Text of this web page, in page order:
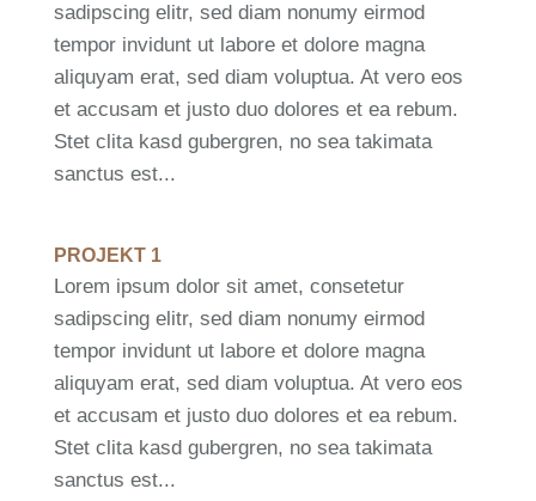
sadipscing elitr, sed diam nonumy eirmod
tempor invidunt ut labore et dolore magna
aliquyam erat, sed diam voluptua. At vero eos
et accusam et justo duo dolores et ea rebum.
Stet clita kasd gubergren, no sea takimata
sanctus est...
PROJEKT 1
Lorem ipsum dolor sit amet, consetetur
sadipscing elitr, sed diam nonumy eirmod
tempor invidunt ut labore et dolore magna
aliquyam erat, sed diam voluptua. At vero eos
et accusam et justo duo dolores et ea rebum.
Stet clita kasd gubergren, no sea takimata
sanctus est...